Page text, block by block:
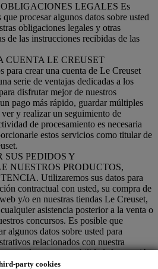
party cookies
LEGALES Es
procesar algunos datos sobre usted
obligaciones legales y otras
de las instrucciones recibidas de las
CUENTA LE CREUSET
para crear una cuenta de Le Creuset
serie de ventajas dedicadas a los
disfrutar mejor de nuestros
pago más rápido, guardar múltiples
y realizar un seguimiento de
de procesamiento es necesaria
estos servicios como titular de
SUS PEDIDOS Y
NUESTROS PRODUCTOS,
Utilizaremos sus datos para
contractual con usted, su compra de
y/o en nuestras tiendas Le Creuset,
asistencia posterior a la venta o
concursos. Es posible que
algunos datos sobre usted para
relacionados con nuestra
usted, como contabilidad, facturación
de tarjetas de pago, detección de